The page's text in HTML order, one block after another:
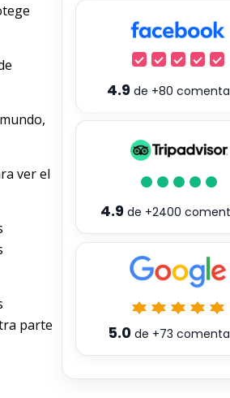
ver el
parte
4.9 de +80
4.9de +2400
5.0de +73